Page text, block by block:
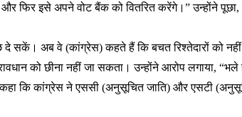
फिर इसे अपने वोट बैंक को वितरित करेंगे।” उन्होंने पूछा,
सकें। अब वे (कांग्रेस) कहते हैं कि बचत रिश्तेदारों को
को छीना नहीं जा सकता। उन्होंने आरोप लगाया,
कि कांग्रेस ने एससी (अनुसूचित जाति) और एसटी